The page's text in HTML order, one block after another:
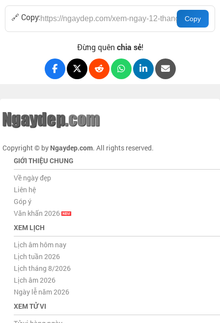
🔗 Copy:
Đừng quên chia sẻ!
Copyright © by Ngaydep.com. All rights reserved.
GIỚI THIỆU CHUNG
Về ngày đẹp
Liên hệ
Góp ý
Văn khấn 2026
XEM LỊCH
Lịch âm hôm nay
Lịch tuần 2026
Lịch tháng 8/2026
Lịch âm 2026
Ngày lễ năm 2026
XEM TỬ VI